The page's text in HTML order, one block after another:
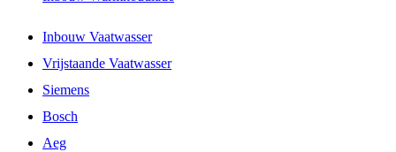
Inbouw Vaatwasser
Vrijstaande Vaatwasser
Siemens
Bosch
Aeg